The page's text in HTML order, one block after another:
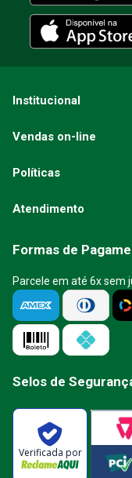
Institucional
Vendas on-line
Políticas
Atendimento
Formas de
Parcele em até 6x sem
Selos de
Verificada por